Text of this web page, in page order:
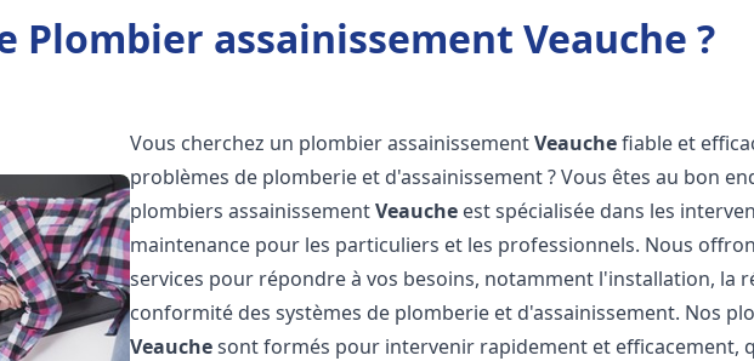
Plombier assainissement Veauche ?
Vous cherchez un plombier assainissementVeauchefiable et
problèmes de plomberie et d'assainissement ? Vous êtes au bon
plombiers assainissementVeauche est spécialisée dans les
maintenance pour les particuliers et les professionnels. Nous
services pour répondre à vos besoins, notamment l'installation, la
conformité des systèmes de plomberie et d'assainissement. Nos
Veauchesont formés pour intervenir rapidement et efficacement,